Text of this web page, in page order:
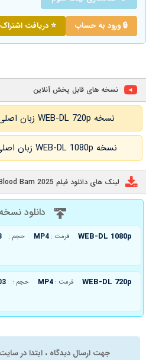
🔒 ورود به حساب ⭐ دریافت
نسخه های قابل پخش آنلاین
نسخه WEB-DL 720p زبان اصلی
نسخه WEB-DL 1080p زبان اصلی
لینک های دانلود فیلم Blood Barn 2025
دانلود
WEB-DL 1080p فرمت : MP4 حجم :
WEB-DL 720p فرمت : MP4 حجم : 703
جهت ارسال دیدگاه ، ابتدا در